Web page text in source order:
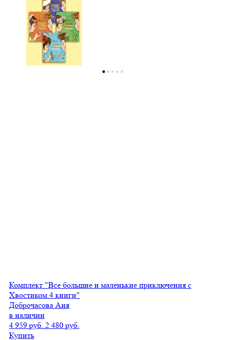
Комплект "Все большие и маленькие приключения с
Хвостиком.4 книги"
Доброчасова Аня
в наличии
4 959 руб. 2 480 руб.
Купить